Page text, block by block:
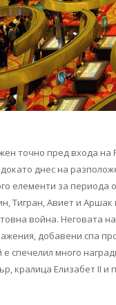
точно пред входа на
докато днес на
елементи за периода
Тигран, Авиет и
война. Неговата
добавени спа
е спечелил много
кралица Елизабет II